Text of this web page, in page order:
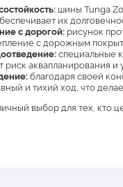
шины Tunga
их
с дорогой: рисунок
с дорожным
специальные
аквапланирования и
благодаря своей
и тихий ход, что
выбор для тех, кто